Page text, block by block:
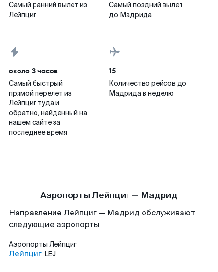
Самый ранний вылет из
Лейпциг
Самый поздний вылет
до Мадрида
около 3 часов
Самый быстрый
прямой перелет из
Лейпциг туда и
обратно, найденный на
нашем сайте за
последнее время
15
Количество рейсов до
Мадрида в неделю
Аэропорты Лейпциг — Мадрид
Направление Лейпциг — Мадрид обслуживают
следующие аэропорты
Аэропорты Лейпциг
Лейпциг LEJ